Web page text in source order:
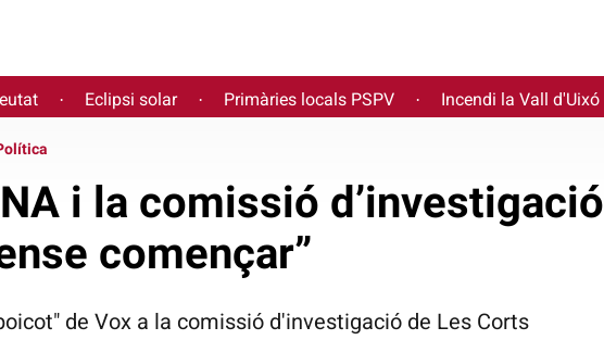
· Eclipsi solar · Primàries locals PSPV · Incendi la Vall d'Uixó
i la comissió d’investigació
començar”
de Vox a la comissió d'investigació de Les Corts